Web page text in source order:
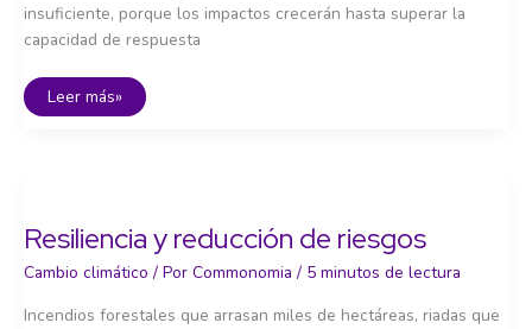
insuficiente, porque los impactos crecerán hasta superar la
capacidad de respuesta
Mitigar
el
Leer más»
Resiliencia y reducción de riesgos
Cambio climático / Por Commonomia / 5 minutos de lectura
Incendios forestales que arrasan miles de hectáreas, riadas que